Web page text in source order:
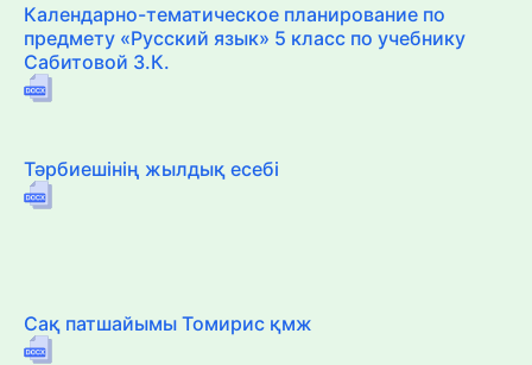
Календарно-тематическое планирование по
предмету «Русский язык» 5 класс по учебнику
Сабитовой З.К.
Тәрбиешінің жылдық есебі
Сақ патшайымы Томирис қмж